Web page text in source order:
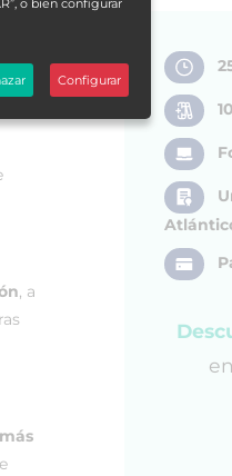
, a
en
o bien configurar
Configurar